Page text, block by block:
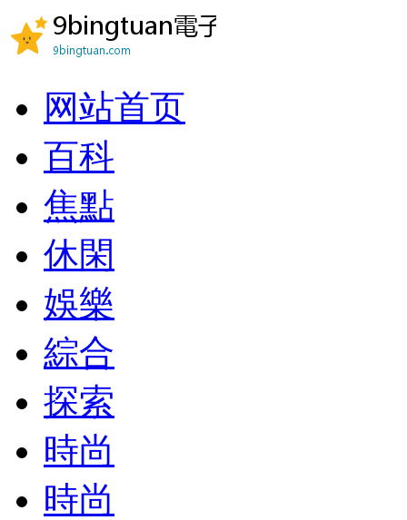
网站首页
百科
焦點
休閑
娛樂
綜合
探索
時尚
時尚